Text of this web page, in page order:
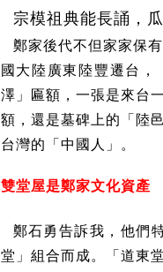
宗模祖典能長誦，
鄭家後代不但家家保
國大陸廣東陸豐遷台
澤」匾額，一張是來台
額，還是墓碑上的「陸
台灣的「中國人」。
雙堂屋是鄭家文化資產
鄭石勇告訴我，他們
堂」組合而成。「道東